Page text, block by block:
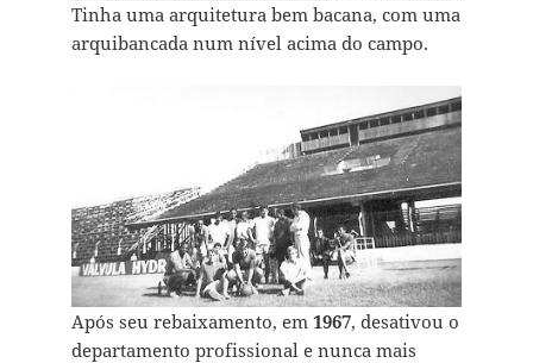
Tinha uma arquitetura bem bacana, com uma
arquibancada num nível acima do campo.
Após seu rebaixamento, em 1967, desativou o
departamento profissional e nunca mais